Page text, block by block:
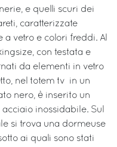
e quelli scuri dei
caratterizzate
a vetro e colori freddi. Al
con testata e
da elementi in vetro
nel totem tv in un
nero, è inserito un
inossidabile. Sul
si trova una dormeuse
ai quali sono stati